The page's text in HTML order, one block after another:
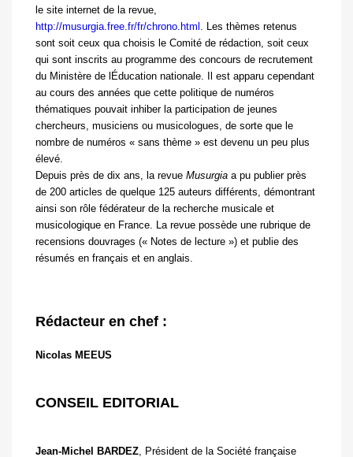
le site internet de la revue,
http://musurgia.free.fr/fr/chrono.html . Les thèmes retenus
sont soit ceux qua choisis le Comité de rédaction, soit ceux
qui sont inscrits au programme des concours de recrutement
du Ministère de lÉducation nationale. Il est apparu cependant
au cours des années que cette politique de numéros
thématiques pouvait inhiber la participation de jeunes
chercheurs, musiciens ou musicologues, de sorte que le
nombre de numéros « sans thème » est devenu un peu plus
élevé.
Depuis près de dix ans, la revue Musurgia a pu publier près
de 200 articles de quelque 125 auteurs différents, démontrant
ainsi son rôle fédérateur de la recherche musicale et
musicologique en France. La revue possède une rubrique de
recensions douvrages (« Notes de lecture ») et publie des
résumés en français et en anglais.
Rédacteur en chef :
Nicolas MEEUS
CONSEIL EDITORIAL
Jean-Michel BARDEZ, Président de la Société française